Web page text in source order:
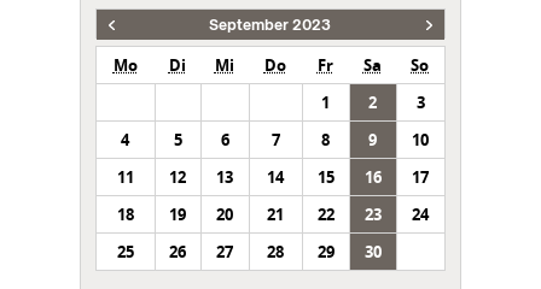
September 2023
Mo Di Mi Do Fr Sa
So
1
2
3
4
5 6 7 8 9
10
11
12 13 14 15 16
17
18
19 20 21 22 23
24
25
26 27 28 29 30